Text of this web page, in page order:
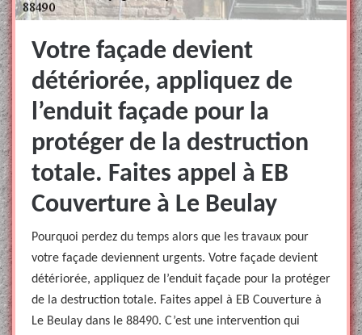
Votre façade devient
détériorée, appliquez de
l’enduit façade pour la
protéger de la destruction
totale. Faites appel à EB
Couverture à Le Beulay
Pourquoi perdez du temps alors que les travaux pour
votre façade deviennent urgents. Votre façade devient
détériorée, appliquez de l’enduit façade pour la protéger
de la destruction totale. Faites appel à EB Couverture à
Le Beulay dans le 88490. C’est une intervention qui